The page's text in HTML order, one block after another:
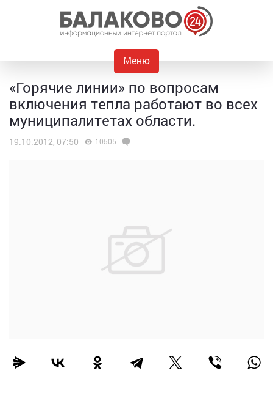
Меню
«Горячие линии» по вопросам
включения тепла работают во всех
муниципалитетах области.
19.10.2012, 07:50 10505